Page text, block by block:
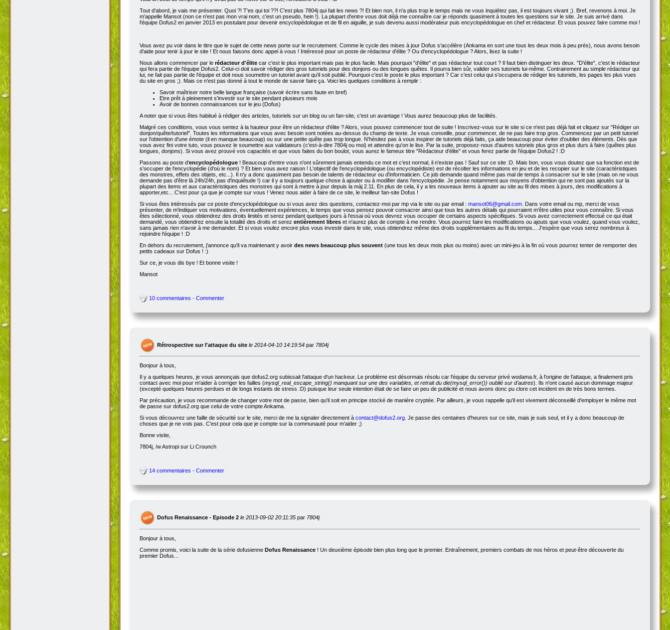
Tout d'abord, je vais me présenter. Quoi ?! T'es qui toi ??! C'est plus 7804j qui fait les news ?! Et bien non, il n'a plus trop le temps mais ne vous inquiétez pas, il est toujours vivant ;). Bref, revenons à moi. Je
m'appelle Mansot (non ce n'est pas mon vrai nom, c'est un pseudo, hein !). La plupart d'entre vous doit déjà me connaître car je réponds quasiment à toutes les questions sur le site. Je suis arrivé dans
l'équipe Dofus2 en janvier 2013 en postulant pour devenir encyclopédologue et de fil en aiguille, je suis devenu aussi modérateur puis encyclopédologue en chef et rédacteur. Et vous pouvez faire comme moi !
Vous avez pu voir dans le titre que le sujet de cette news porte sur le recrutement. Comme le cycle des mises à jour Dofus s'accélère (Ankama en sort une tous les deux mois à peu près), nous avons besoin
d'aide pour tenir à jour le site ! Et nous faisons donc appel à vous ! Intéressé pour un poste de rédacteur d'élite ? Ou d'encyclopédologue ? Alors, lisez la suite !
Nous allons commencer par le rédacteur d'élite car c'est le plus important mais pas le plus facile. Mais pourquoi "d'élite" et pas rédacteur tout court ? Il faut bien distinguer les deux. "D'élite", c'est le rédacteur
qui fera partie de l'équipe Dofus2. Celui-ci doit savoir rédiger des gros tutoriels pour des donjons ou des longues quêtes. Il pourra bien sûr, valider ses tutoriels lui-même. Contrairement au simple rédacteur qui
lui, ne fait pas partie de l'équipe et doit nous soumettre un tutoriel avant qu'il soit publié. Pourquoi c'est le poste le plus important ? Car c'est celui qui s'occupera de rédiger les tutoriels, les pages les plus vues
du site en gros ;). Mais ce n'est pas donné à tout le monde de savoir faire ça. Voici les quelques conditions à remplir :
Savoir maîtriser notre belle langue française (savoir écrire sans faute en bref)
Etre prêt à pleinement s'investir sur le site pendant plusieurs mois
Avoir de bonnes connaissances sur le jeu (Dofus)
A noter que si vous êtes habitué à rédiger des articles, tutoriels sur un blog ou un fan-site, c'est un avantage ! Vous aurez beaucoup plus de facilités.
Malgré ces conditions, vous vous sentez à la hauteur pour être un rédacteur d'élite ? Alors, vous pouvez commencer tout de suite ! Inscrivez-vous sur le site si ce n'est pas déjà fait et cliquez sur "Rédiger un
donjon/quête/tutoriel". Toutes les informations que vous avec besoin sont notées au-dessus du champ de texte. Je vous conseille, pour commencer, de ne pas faire trop gros. Commencez par un petit tutoriel
sur l'obtention d'une émote (il en manque beaucoup) ou sur une petite quête pas trop longue. N'hésitez pas à vous inspirer de tutoriels déjà faits, ça aide beaucoup pour éviter d'oublier des éléments. Dès que
vous avez fini votre tuto, vous pouvez le soumettre aux validateurs (c'est-à-dire 7804j ou moi) et attendre qu'on le lise. Par la suite, proposez-nous d'autres tutoriels plus gros et plus durs à faire (quêtes plus
longues, donjons). Si vous avez prouvé vos capacités et que vous faites du bon boulot, vous aurez le fameux titre "Rédacteur d'élite" et vous ferez partie de l'équipe Dofus2 ! :D
Passons au poste d'encyclopédologue ! Beaucoup d'entre vous n'ont sûrement jamais entendu ce mot et c'est normal, il n'existe pas ! Sauf sur ce site :D. Mais bon, vous vous doutez que sa fonction est de
s'occuper de l'encyclopédie (d'où le nom) ? Et bien vous avez raison ! L'objectif de l'encyclopédologue (ou encyclopédiste) est de récolter les informations en jeu et de les recopier sur le site (caractéristiques
des monstres, effets des objets, etc...). Il n'y a donc quasiment pas besoin de talents de rédacteur ou d'informaticien. Ce job demande quand même pas mal de temps à consacrer sur le site (mais on ne vous
demande pas d'être là 24h/24h, pas d'inquiétude !) car il y a toujours quelque chose à ajouter ou à modifier dans l'encyclopédie. Je pense notamment aux moyens d'obtention qui ne sont pas ajoutés sur la
plupart des items et aux caractéristiques des monstres qui sont à mettre à jour depuis la màj 2.11. En plus de cela, il y a les nouveaux items à ajouter au site au fil des mises à jours, des modifications à
apporter,etc... C'est pour ça que je compte sur vous ! Venez nous aider à faire de ce site, le meilleur fan-site Dofus !
Si vous êtes intéressés par ce poste d'encyclopédologue ou si vous avez des questions, contactez-moi par mp via le site ou par email : mansot06@gmail.com . Dans votre email ou mp, merci de vous
présenter, de m'indiquer vos motivations, éventuellement expériences, le temps que vous pensez pouvoir consacrer ainsi que tous les autres détails qui pourraient m'être utiles pour vous connaître. Si vous
êtes sélectionné, vous obtiendrez des droits limités et serez pendant quelques jours à l'essai où vous devrez vous occuper de certains aspects spécifiques. Si vous avez correctement effectué ce qui était
demandé, vous obtiendrez ensuite la totalité des droits et serez entièrement libres et n'aurez plus de compte à me rendre. Vous pourrez faire les modifications ou ajouts que vous voulez, quand vous voulez,
sans jamais rien n'avoir à me demander. Et si vous voulez encore plus vous investir dans le site, vous obtiendrez même des droits supplémentaires au fil du temps... J'espère que vous serez nombreux à
rejoindre l'équipe ! :D
En dehors du recrutement, j'annonce qu'il va maintenant y avoir des news beaucoup plus souvent (une tous les deux mois plus ou moins) avec un mini-jeu à la fin où vous pourrez tenter de remporter des
petits cadeaux sur Dofus ! :)
Sur ce, je vous dis bye ! Et bonne visite !
Mansot
10 commentaires - Commenter
Rétrospective sur l'attaque du site le 2014-04-10 14:19:54 par 7804j
Bonjour à tous,
Il y a quelques heures, je vous annonçais que dofus2.org subissait l'attaque d'un hackeur. Le problème est désormais résolu car l'équipe du serveur privé wodama.fr, à l'origine de l'attaque, a finalement pris
contact avec moi pour m'aider à corriger les failles (mysql_real_escape_string() manquant sur une des variables, et retrait du die(mysql_error()) oublié sur d'autres). Ils n'ont causé aucun dommage majeur
(excepté quelques heures perdues et de longs instants de stress :D) puisque leur seule intention était de se faire un peu de publicité et nous avons donc pu clore cet incident en de très bons termes.
Par précaution, je vous recommande de changer votre mot de passe, bien qu'il soit en principe stocké de manière cryptée. Par ailleurs, je vous rappelle qu'il est vivement déconseillé d'employer le même mot
de passe sur dofus2.org que celui de votre compte Ankama.
Si vous découvrez une faille de sécurité sur le site, merci de me la signaler directement à contact@dofus2.org. Je passe des centaines d'heures sur ce site, mais je suis seul, et il y a donc beaucoup de
choses que je ne vois pas. C'est pour cela que je compte sur la communauté pour m'aider ;)
Bonne visite,
7804j, /w Astropi sur Li Crounch
14 commentaires - Commenter
Dofus Renaissance - Episode 2 le 2013-09-02 20:11:35 par 7804j
Bonjour à tous,
Comme promis, voici la suite de la série dofusienne Dofus Renaissance ! Un deuxième épisode bien plus long que le premier. Entraînement, premiers combats de nos héros et peut-être découverte du
premier Dofus...